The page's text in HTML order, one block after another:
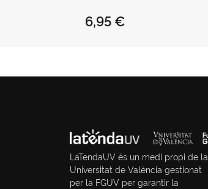
6,95 €
LaTendaUV és un medi propi de la
Universitat de València gestionat
per la FGUV per garantir la